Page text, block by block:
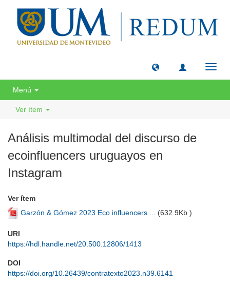
Menú
Ver ítem
Análisis multimodal del discurso de
ecoinfluencers uruguayos en
Instagram
Ver ítem
Garzón & Gómez 2023 Eco influencers ... (632.9Kb )
URI
https://hdl.handle.net/20.500.12806/1413
DOI
https://doi.org/10.26439/contratexto2023.n39.6141